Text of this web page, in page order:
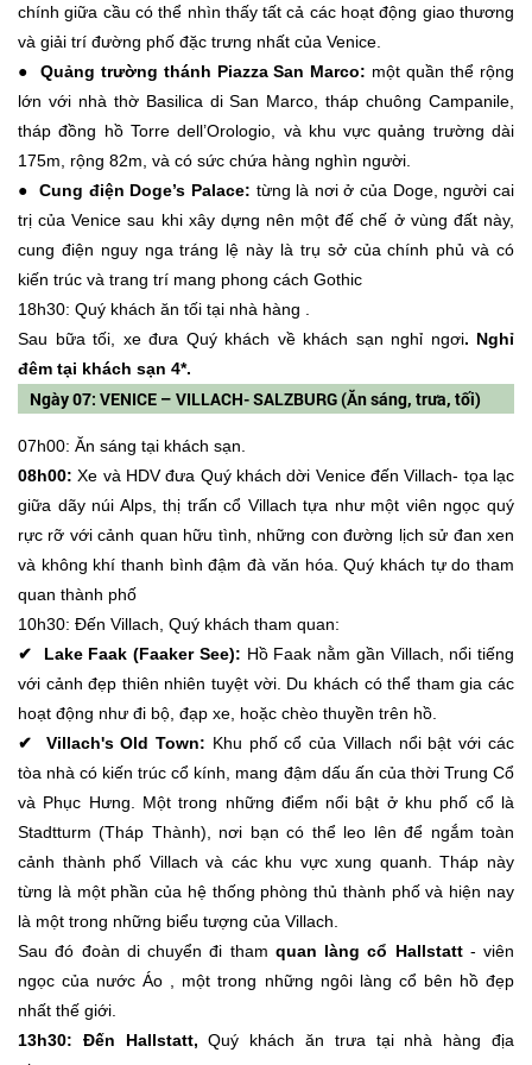
chính giữa cầu có thể nhìn thấy tất cả các hoạt động giao thương
và giải trí đường phố đặc trưng nhất của Venice.
● Quảng trường thánh Piazza San Marco: một quần thể rộng
lớn với nhà thờ Basilica di San Marco, tháp chuông Campanile,
tháp đồng hồ Torre dell’Orologio, và khu vực quảng trường dài
175m, rộng 82m, và có sức chứa hàng nghìn người.
● Cung điện Doge’s Palace: từng là nơi ở của Doge, người cai
trị của Venice sau khi xây dựng nên một đế chế ở vùng đất này,
cung điện nguy nga tráng lệ này là trụ sở của chính phủ và có
kiến trúc và trang trí mang phong cách Gothic
18h30: Quý khách ăn tối tại nhà hàng .
Sau bữa tối, xe đưa Quý khách về khách sạn nghỉ ngơi. Nghỉ
đêm tại khách sạn 4*.
Ngày 07: VENICE – VILLACH- SALZBURG (Ăn sáng, trưa, tối)
07h00: Ăn sáng tại khách sạn.
08h00:Xe và HDV đưa Quý khách dời Venice đến Villach- tọa lạc
giữa dãy núi Alps, thị trấn cổ Villach tựa như một viên ngọc quý
rực rỡ với cảnh quan hữu tình, những con đường lịch sử đan xen
và không khí thanh bình đậm đà văn hóa. Quý khách tự do tham
quan thành phố
10h30: Đến Villach, Quý khách tham quan:
✔ Lake Faak (Faaker See): Hồ Faak nằm gần Villach, nổi tiếng
với cảnh đẹp thiên nhiên tuyệt vời. Du khách có thể tham gia các
hoạt động như đi bộ, đạp xe, hoặc chèo thuyền trên hồ.
✔ Villach's Old Town: Khu phố cổ của Villach nổi bật với các
tòa nhà có kiến trúc cổ kính, mang đậm dấu ấn của thời Trung Cổ
và Phục Hưng. Một trong những điểm nổi bật ở khu phố cổ là
Stadtturm (Tháp Thành), nơi bạn có thể leo lên để ngắm toàn
cảnh thành phố Villach và các khu vực xung quanh. Tháp này
từng là một phần của hệ thống phòng thủ thành phố và hiện nay
là một trong những biểu tượng của Villach.
Sau đó đoàn di chuyển đi tham quan làng cổ Hallstatt- viên
ngọc của nước Áo , một trong những ngôi làng cổ bên hồ đẹp
nhất thế giới.
13h30: Đến Hallstatt, Quý khách ăn trưa tại nhà hàng địa